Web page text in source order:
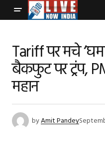
Tariff पर मचे
बैकफुट पर ट्रंप,
महान
byAmit Pandey